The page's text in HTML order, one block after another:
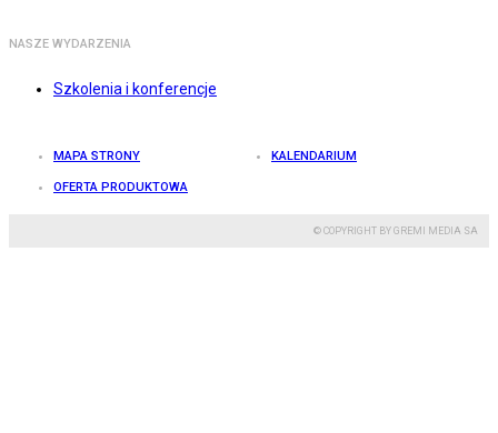
NASZE WYDARZENIA
Szkolenia i konferencje
MAPA STRONY KALENDARIUM
OFERTA PRODUKTOWA
© COPYRIGHT BY GREMI MEDIA SA